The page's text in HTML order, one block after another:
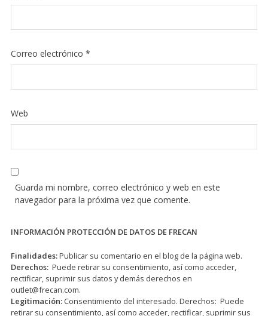
Correo electrónico *
Web
Guarda mi nombre, correo electrónico y web en este
navegador para la próxima vez que comente.
INFORMACIÓN PROTECCIÓN DE DATOS DE FRECAN
Finalidades:Publicar su comentario en el blog de la página web.
Derechos: Puede retirar su consentimiento, así como acceder,
rectificar, suprimir sus datos y demás derechos en
outlet@frecan.com.
Legitimación: Consentimiento del interesado. Derechos: Puede
retirar su consentimiento, así como acceder, rectificar, suprimir sus